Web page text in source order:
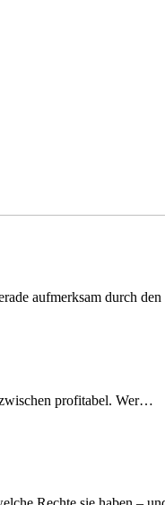
aufmerksam durch
profitabel. Wer…